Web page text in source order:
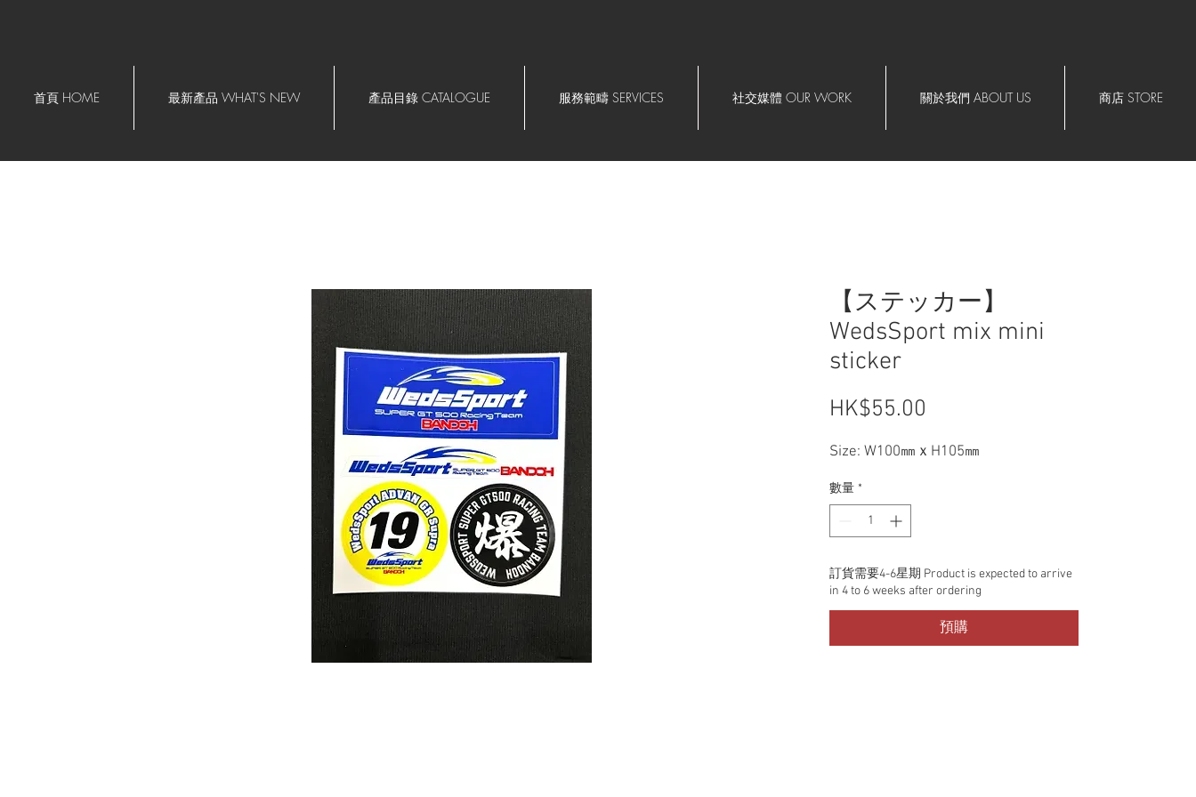
首頁 HOME 最新產品 WHAT'S NEW 產品目錄 CATALOGUE 服務範疇 SERVICES 社交媒體 OUR WORK 關於我們 ABOUT US 商店 STORE
【ステッカー】
WedsSport mix mini
sticker
HK$55.00
Size: W100㎜ｘH105㎜
數量 *
訂貨需要4-6星期 Product is expected to arrive
in 4 to 6 weeks after ordering
預購